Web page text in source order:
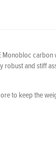
Monobloc
and stiff
to keep the